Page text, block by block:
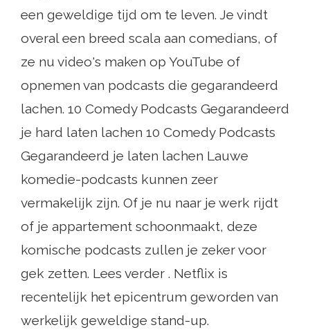
een geweldige tijd om te leven. Je vindt
overal een breed scala aan comedians, of
ze nu video's maken op YouTube of
opnemen van podcasts die gegarandeerd
lachen. 10 Comedy Podcasts Gegarandeerd
je hard laten lachen 10 Comedy Podcasts
Gegarandeerd je laten lachen Lauwe
komedie-podcasts kunnen zeer
vermakelijk zijn. Of je nu naar je werk rijdt
of je appartement schoonmaakt, deze
komische podcasts zullen je zeker voor
gek zetten. Lees verder . Netflix is ​​
recentelijk het epicentrum geworden van
werkelijk geweldige stand-up.